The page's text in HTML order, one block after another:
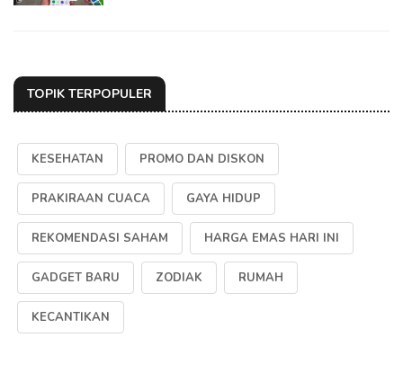
TOPIK TERPOPULER
KESEHATAN PROMO DAN DISKON
PRAKIRAAN CUACA GAYA HIDUP
REKOMENDASI SAHAM HARGA EMAS HARI INI
GADGET BARU ZODIAK RUMAH
KECANTIKAN